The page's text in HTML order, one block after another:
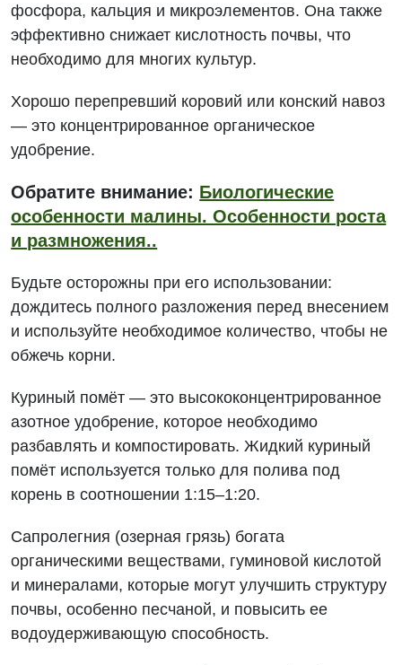
фосфора, кальция и микроэлементов. Она также
эффективно снижает кислотность почвы, что
необходимо для многих культур.
Хорошо перепревший коровий или конский навоз
— это концентрированное органическое
удобрение.
Обратите внимание: Биологические
особенности малины. Особенности роста
и размножения..
Будьте осторожны при его использовании:
дождитесь полного разложения перед внесением
и используйте необходимое количество, чтобы не
обжечь корни.
Куриный помёт — это высококонцентрированное
азотное удобрение, которое необходимо
разбавлять и компостировать. Жидкий куриный
помёт используется только для полива под
корень в соотношении 1:15–1:20.
Сапролегния (озерная грязь) богата
органическими веществами, гуминовой кислотой
и минералами, которые могут улучшить структуру
почвы, особенно песчаной, и повысить ее
водоудерживающую способность.